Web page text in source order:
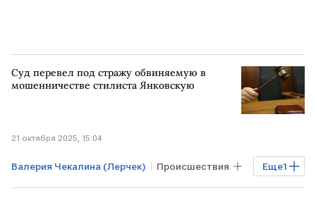
Суд перевел под стражу обвиняемую в
мошенничестве стилиста Янковскую
21 октября 2025, 15:04
Еще1
Валерия Чекалина (Лерчек) Происшествия
Общество